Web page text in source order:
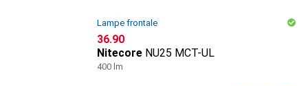
Lampe frontale
CHF
36.90
Nitecore NU25 MCT-UL
400 lm